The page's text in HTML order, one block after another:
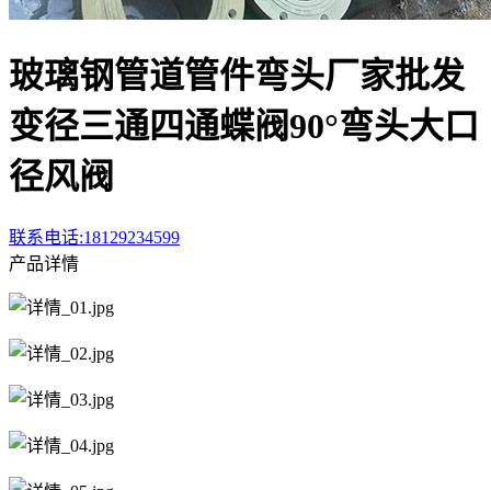
玻璃钢管道管件弯头厂家批发
变径三通四通蝶阀90°弯头大口
径风阀
联系电话:18129234599
产品详情